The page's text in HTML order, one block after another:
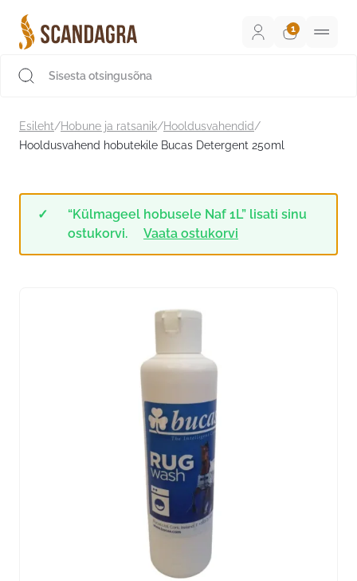
sisu
juurde
Esileht/Hobune ja ratsanik/Hooldusvahendid/
Hooldusvahend hobutekile Bucas Detergent 250ml
“Külmageel hobusele Naf 1L” lisati sinu
ostukorvi.
Vaata ostukorvi